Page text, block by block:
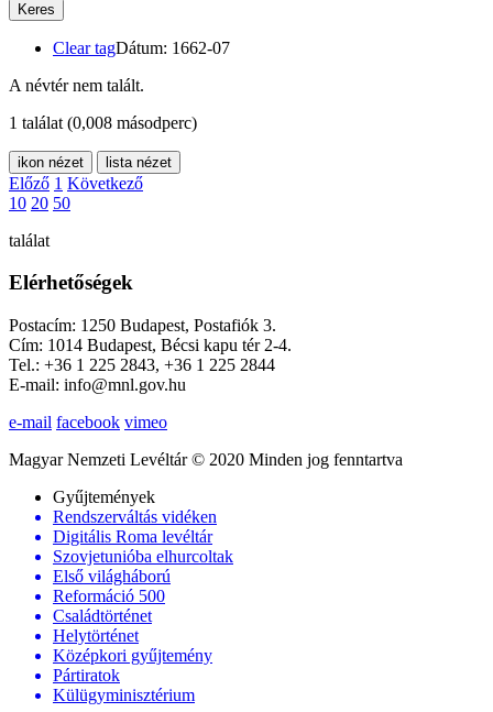
Keres
Clear tagDátum: 1662-07
A névtér nem talált.
1 találat (0,008 másodperc)
ikon nézet lista nézet
Előző 1 Következő
10 20 50
találat
Elérhetőségek
Postacím: 1250 Budapest, Postafiók 3.
Cím: 1014 Budapest, Bécsi kapu tér 2-4.
Tel.: +36 1 225 2843, +36 1 225 2844
E-mail: info@mnl.gov.hu
e-mail facebook vimeo
Magyar Nemzeti Levéltár © 2020 Minden jog fenntartva
Gyűjtemények
Rendszerváltás vidéken
Digitális Roma levéltár
Szovjetunióba elhurcoltak
Első világháború
Reformáció 500
Családtörténet
Helytörténet
Középkori gyűjtemény
Pártiratok
Külügyminisztérium